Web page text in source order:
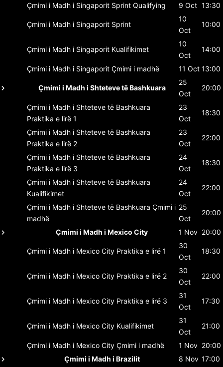
Çmimi i Madh i Singaporit Sprint Qualifying 9 Oct 13:30
Çmimi i Madh i Singaporit Sprint
10
Oct
10:00
Çmimi i Madh i Singaporit Kualifikimet
10
Oct
14:00
Çmimi i Madh i Singaporit Çmimi i madhë 11 Oct 13:00
Çmimi i Madh i Shteteve të Bashkuara
25
Oct
20:00
Çmimi i Madh i Shteteve të Bashkuara
Praktika e lirë 1
23
Oct
18:30
Çmimi i Madh i Shteteve të Bashkuara
Praktika e lirë 2
23
Oct
22:00
Çmimi i Madh i Shteteve të Bashkuara
Praktika e lirë 3
24
Oct
18:30
Çmimi i Madh i Shteteve të Bashkuara
Kualifikimet
24
Oct
22:00
Çmimi i Madh i Shteteve të Bashkuara Çmimi i
madhë
25
Oct
20:00
Çmimi i Madh i Mexico City 1 Nov 20:00
Çmimi i Madh i Mexico City Praktika e lirë 1
30
Oct
18:30
Çmimi i Madh i Mexico City Praktika e lirë 2
30
Oct
22:00
Çmimi i Madh i Mexico City Praktika e lirë 3
31
Oct
17:30
Çmimi i Madh i Mexico City Kualifikimet
31
Oct
21:00
Çmimi i Madh i Mexico City Çmimi i madhë 1 Nov 20:00
Çmimi i Madh i Brazilit
8 Nov 17:00